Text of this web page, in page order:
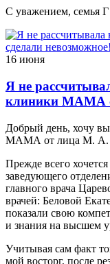
С уважением, семья Г
16 июня
Я не
клиники МАМА
Добрый день, хочу
МАМА от лица М. А.
Прежде всего
заведующего
главного врача
врачей: Беловой
показали свою
и знания на высшем
Учитывая сам факт
мой восторг, после